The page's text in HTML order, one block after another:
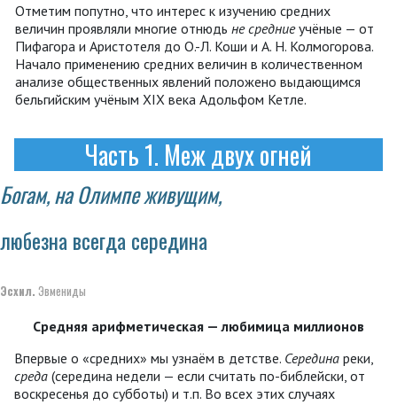
Отметим попутно, что интерес к изучению средних
величин проявляли многие отнюдь не средниеучёные — от
Пифагора и Аристотеля до О.-Л. Коши и А. Н. Колмогорова.
Начало применению средних величин в количественном
анализе общественных явлений положено выдающимся
бельгийским учёным XIX века Адольфом Кетле.
Часть 1. Меж двух огней
Богам, на Олимпе живущим,
любезна всегда середина
Эсхил. Эвмениды
Средняя арифметическая — любимица миллионов
Впервые о «средних» мы узнаём в детстве. Середина реки,
среда (середина недели — если считать по-библейски, от
воскресенья до субботы) и т.п. Во всех этих случаях